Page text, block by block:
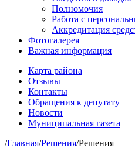
Полномочия
Работа с
Аккредитация
Фотогалерея
Важная информация
Карта района
Отзывы
Контакты
Обращения к депутату
Новости
Муниципальная газета
/Главная/Решения/Решения